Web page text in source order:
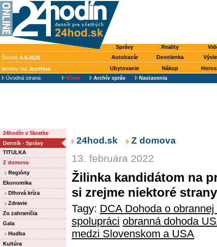
Správy Reality
Štvrtok 6.8.2026 Autobazár Dovolenka
Meniny má Jozefína Ubytovanie Nákup
Úvodná strana
Včera Archív správ Nastavenia
24hodín v Skratke
Denník - Správy
TITULKA
Z domova
Regióny
Ekonomika
Dlhová kríza
Zdravie
Zo zahraničia
Gala
Hudba
Kultúra
24hod.sk Z domova
13. februára 2022
Žilinka kandidátom na
si zrejme niektoré
Tagy: DCA Dohoda o
spolupráci obranná dohoda
medzi Slovenskom a USA